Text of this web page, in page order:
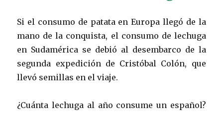
Si el consumo de patata en Europa llegó de la
mano de la conquista, el consumo de lechuga
en Sudamérica se debió al desembarco de la
segunda expedición de Cristóbal Colón, que
llevó semillas en el viaje.
¿Cuánta lechuga al año consume un español?